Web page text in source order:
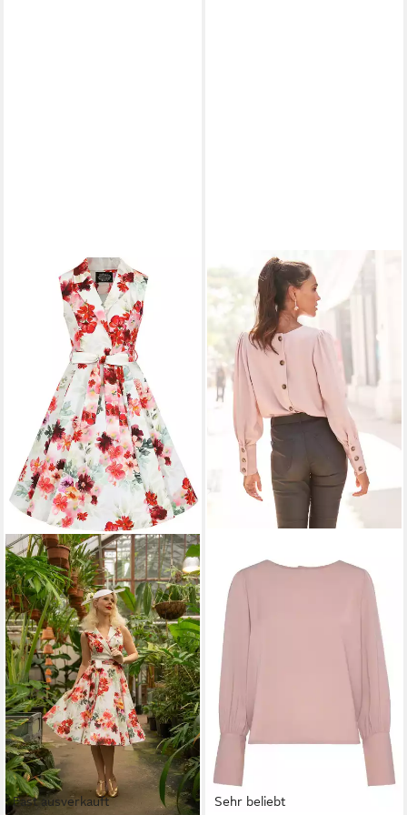
Fast ausverkauft Sehr beliebt